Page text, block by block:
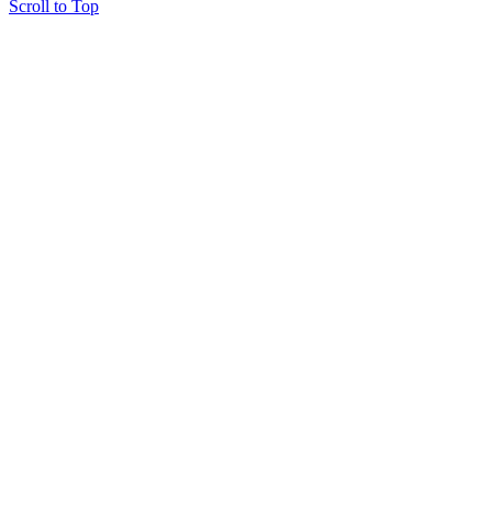
Scroll to Top